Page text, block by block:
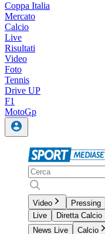
Coppa Italia
Mercato
Calcio
Live
Risultati
Video
Foto
Tennis
Drive UP
F1
MotoGp
Video Pressing
Live
Diretta Calcio
News Live
Calcio